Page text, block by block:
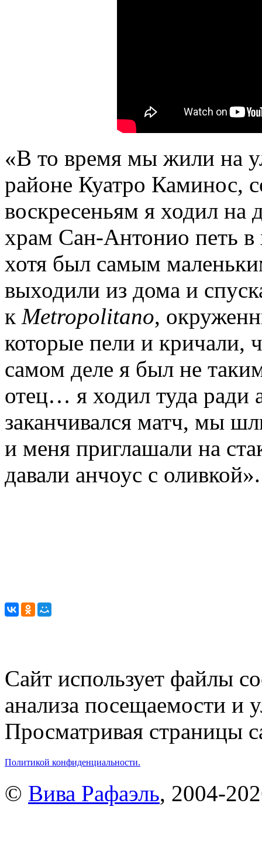
«В то время мы жили на
районе Куатро Каминос,
воскресеньям я ходил на
храм Сан-Антонио петь в
хотя был самым
выходили из дома и
к Metropolitano,
которые пели и кричали,
самом деле я был не
отец… я ходил туда ради
заканчивался матч, мы
и меня приглашали на
давали анчоус с оливкой».
Сайт использует файлы
анализа посещаемости и
Просматривая страницы
Политикой конфиденциальности.
© Вива Рафаэль, 2004-